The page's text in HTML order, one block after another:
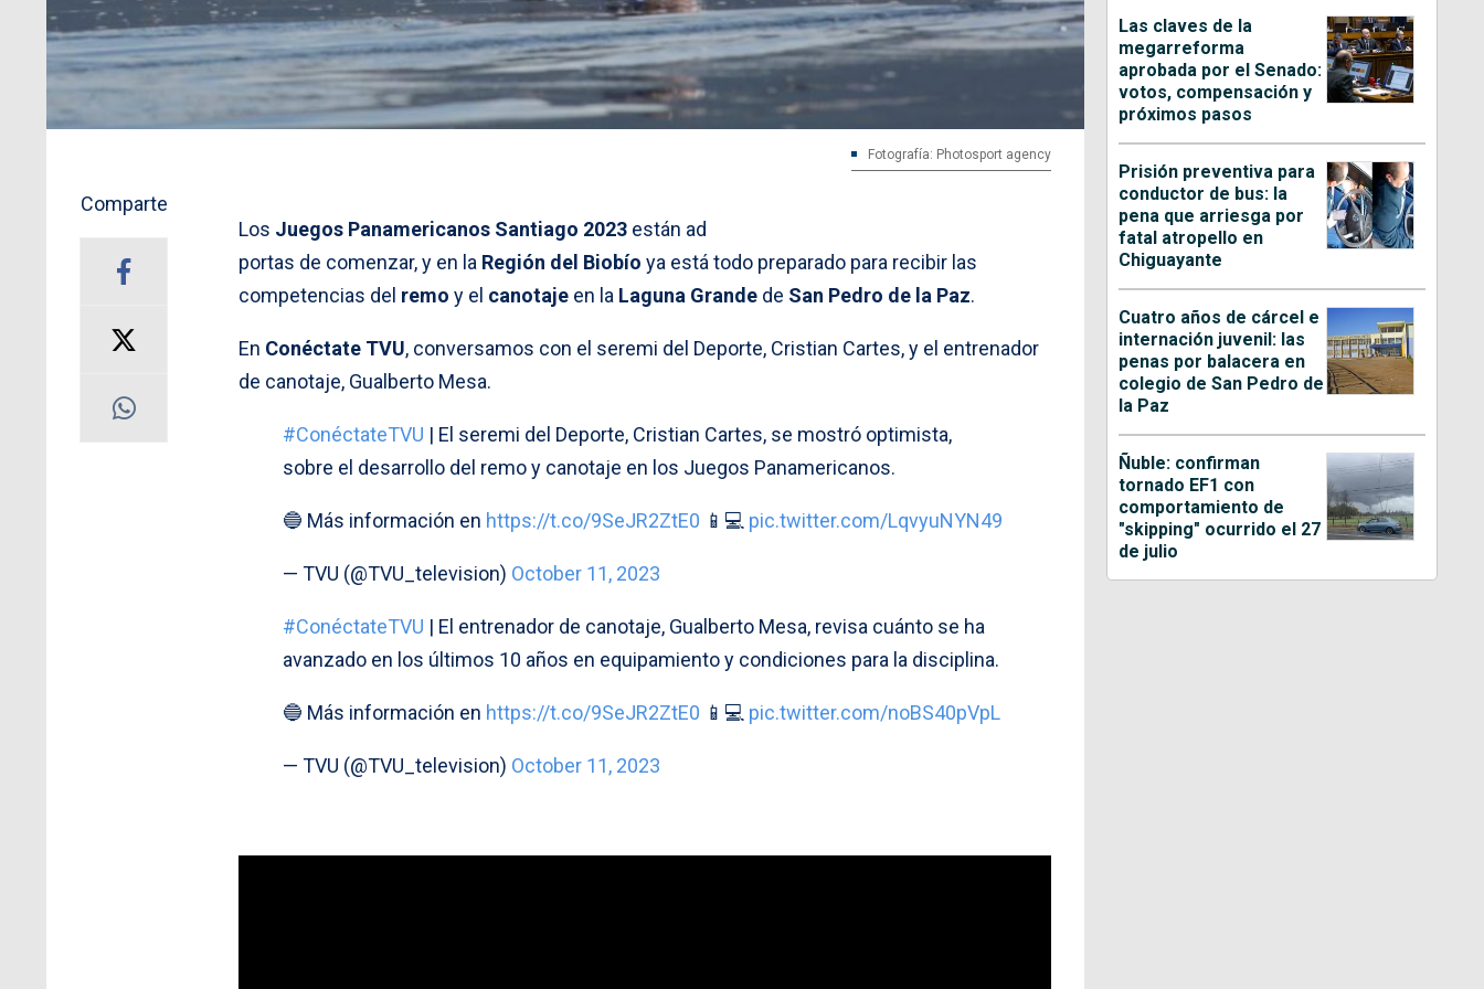
Fotografía: Photosport agency
Comparte
Los Juegos Panamericanos Santiago 2023 están ad
portas de comenzar, y en la Región del Biobío ya está todo preparado para recibir las
competencias del remo y el canotaje en la Laguna Grande de San Pedro de la Paz.
En Conéctate TVU, conversamos con el seremi del Deporte, Cristian Cartes, y el entrenador
de canotaje, Gualberto Mesa.
#ConéctateTVU | El seremi del Deporte, Cristian Cartes, se mostró optimista,
sobre el desarrollo del remo y canotaje en los Juegos Panamericanos.
🔵 Más información en https://t.co/9SeJR2ZtE0 📱💻 pic.twitter.com/LqvyuNYN49
— TVU (@TVU_television) October 11, 2023
#ConéctateTVU | El entrenador de canotaje, Gualberto Mesa, revisa cuánto se ha
avanzado en los últimos 10 años en equipamiento y condiciones para la disciplina.
🔵 Más información en https://t.co/9SeJR2ZtE0 📱💻 pic.twitter.com/noBS40pVpL
— TVU (@TVU_television) October 11, 2023
Las claves de la
megarreforma
aprobada por el Senado:
votos, compensación y
próximos pasos
Prisión preventiva para
conductor de bus: la
pena que arriesga por
fatal atropello en
Chiguayante
Cuatro años de cárcel e
internación juvenil: las
penas por balacera en
colegio de San Pedro de
la Paz
Ñuble: confirman
tornado EF1 con
comportamiento de
"skipping" ocurrido el 27
de julio